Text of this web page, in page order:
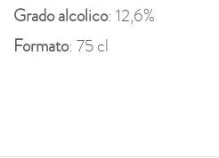
Grado alcolico: 12,6%
Formato: 75 cl